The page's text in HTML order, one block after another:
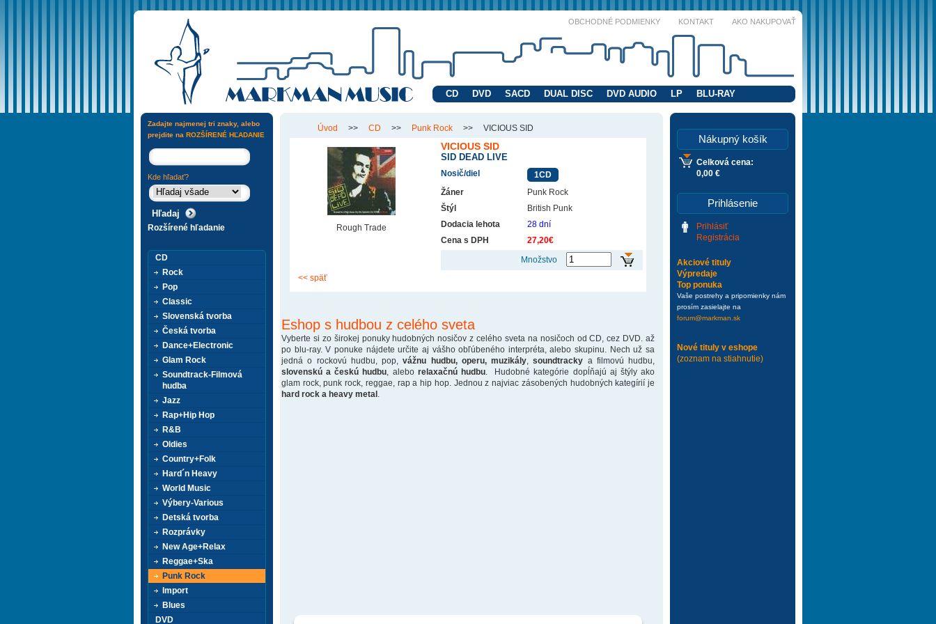
OBCHODNÉ PODMIENKY KONTAKT AKO NAKUPOVAŤ
CD DVD SACD DUAL DISC DVD AUDIO LP BLU-RAY
Úvod >> CD >> Punk Rock >> VICIOUS SID
Rough Trade
VICIOUS SID
SID DEAD LIVE
Nosič/diel
1CD
Žáner
Punk Rock
Štýl
British Punk
Dodacia lehota
28 dní
Cena s DPH
27,20€
Množstvo
<< späť
Eshop s hudbou z celého sveta
Vyberte si zo širokej ponuky hudobných nosičov z celého sveta na nosičoch od CD, cez DVD. až
po blu-ray. V ponuke nájdete určite aj vášho obľúbeného interpréta, alebo skupinu. Nech už sa
jedná o rockovú hudbu, pop,vážnu hudbu, operu, muzikály ,soundtracky a filmovú hudbu,
slovenskú a českú hudbu , alebo relaxačnú hudbu. Hudobné kategórie dopĺňajú aj štýly ako
glam rock, punk rock, reggae, rap a hip hop. Jednou z najviac zásobených hudobných kategírií je
hard rock a heavy metal
Nákupný košík
Celková cena:
0,00 €
Prihlásenie
Prihlásiť
Registrácia
Akciové tituly
Výpredaje
Top ponuka
Vaše postrehy a pripomienky nám
prosím zasielajte na
forum@markman.sk
Nové tituly v eshope
(zoznam na stiahnutie)
Zadajte najmenej tri znaky, alebo
prejdite na ROZŠÍRENÉ HĽADANIE
Kde hľadať?
Rozšírené hľadanie
CD
Rock
Pop
Classic
Slovenská tvorba
Česká tvorba
Dance+Electronic
Glam Rock
Soundtrack-Filmová
hudba
Jazz
Rap+Hip Hop
R&B
Oldies
Country+Folk
Hard´n Heavy
World Music
Výbery-Various
Detská tvorba
Rozprávky
New Age+Relax
Reggae+Ska
Punk Rock
Import
Blues
DVD